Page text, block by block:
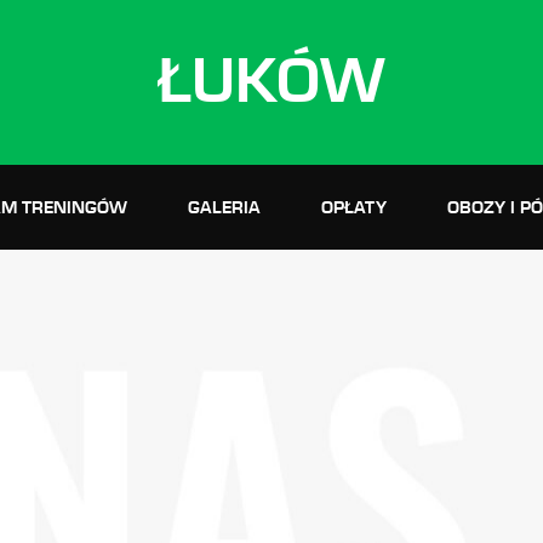
ŁUKÓW
TRENINGÓW GALERIA OPŁATY OBOZY I